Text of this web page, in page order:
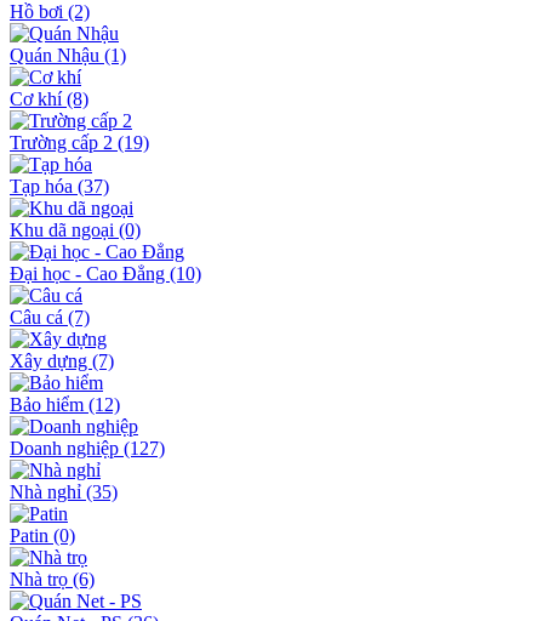
Hồ bơi (2)
Quán Nhậu (1)
Cơ khí(8)
Trường cấp 2 (19)
Tạp hóa (37)
Khu dã ngoại (0)
Đại học - Cao Đẳng (10)
Câu cá (7)
Xây dựng (7)
Bảo hiểm (12)
Doanh nghiệp (127)
Nhà nghỉ (35)
Patin (0)
Nhà trọ (6)